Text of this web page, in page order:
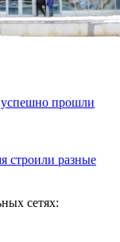
успешно прошли
строили разные
сетях: